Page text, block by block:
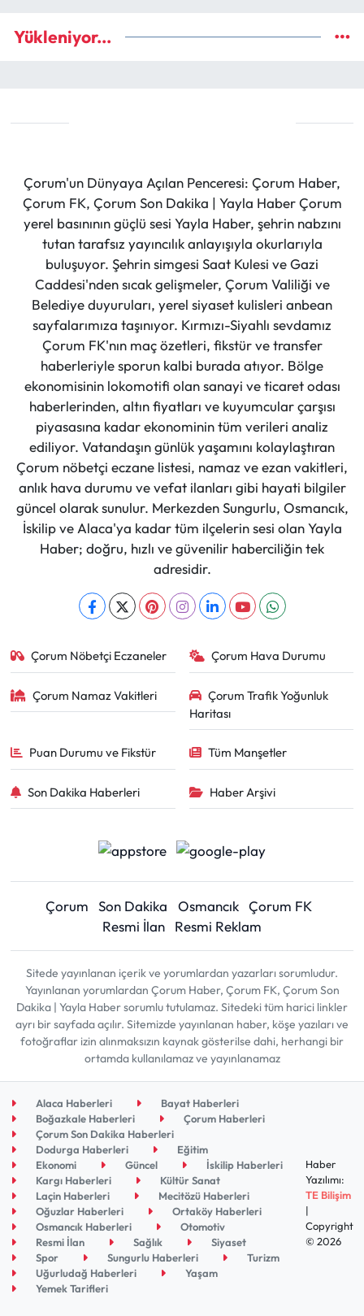
Yükleniyor...
Çorum'un Dünyaya Açılan Penceresi: Çorum Haber,
Çorum FK, Çorum Son Dakika | Yayla Haber Çorum
yerel basınının güçlü sesi Yayla Haber, şehrin nabzını
tutan tarafsız yayıncılık anlayışıyla okurlarıyla
buluşuyor. Şehrin simgesi Saat Kulesi ve Gazi
Caddesi'nden sıcak gelişmeler, Çorum Valiliği ve
Belediye duyuruları, yerel siyaset kulisleri anbean
sayfalarımıza taşınıyor. Kırmızı-Siyahlı sevdamız
Çorum FK'nın maç özetleri, fikstür ve transfer
haberleriyle sporun kalbi burada atıyor. Bölge
ekonomisinin lokomotifi olan sanayi ve ticaret odası
haberlerinden, altın fiyatları ve kuyumcular çarşısı
piyasasına kadar ekonominin tüm verileri analiz
ediliyor. Vatandaşın günlük yaşamını kolaylaştıran
Çorum nöbetçi eczane listesi, namaz ve ezan vakitleri,
anlık hava durumu ve vefat ilanları gibi hayati bilgiler
güncel olarak sunulur. Merkezden Sungurlu, Osmancık,
İskilip ve Alaca'ya kadar tüm ilçelerin sesi olan Yayla
Haber; doğru, hızlı ve güvenilir haberciliğin tek
adresidir.
Çorum Nöbetçi Eczaneler Çorum Hava Durumu
Çorum Namaz Vakitleri
Çorum Trafik Yoğunluk
Haritası
Puan Durumu ve Fikstür Tüm Manşetler
Son Dakika Haberleri Haber Arşivi
Çorum Son Dakika Osmancık Çorum FK
Resmi İlan
Resmi Reklam
Sitede yayınlanan içerik ve yorumlardan yazarları sorumludur.
Yayınlanan yorumlardan Çorum Haber, Çorum FK, Çorum Son
Dakika | Yayla Haber sorumlu tutulamaz. Sitedeki tüm harici linkler
ayrı bir sayfada açılır. Sitemizde yayınlanan haber, köşe yazıları ve
fotoğraflar izin alınmaksızın kaynak gösterilse dahi, herhangi bir
ortamda kullanılamaz ve yayınlanamaz
Alaca Haberleri
Bayat Haberleri
Boğazkale Haberleri
Çorum Haberleri
Çorum Son Dakika Haberleri
Dodurga Haberleri
Eğitim
Ekonomi
Güncel
İskilip Haberleri
Kargı Haberleri
Kültür Sanat
Laçin Haberleri
Mecitözü Haberleri
Oğuzlar Haberleri
Ortaköy Haberleri
Osmancık Haberleri
Otomotiv
Resmi İlan
Sağlık
Siyaset
Spor
Sungurlu Haberleri
Turizm
Uğurludağ Haberleri
Yaşam
Yemek Tarifleri
Haber
Yazılımı:
TE Bilişim
|
Copyright
© 2026